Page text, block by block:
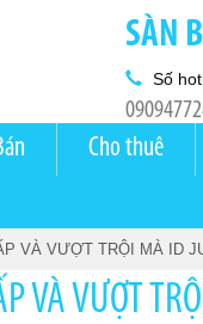
SÀN
Số
Cho thuê
VÀ VƯỢT TRỘI MÀ ID
VÀ VƯỢT